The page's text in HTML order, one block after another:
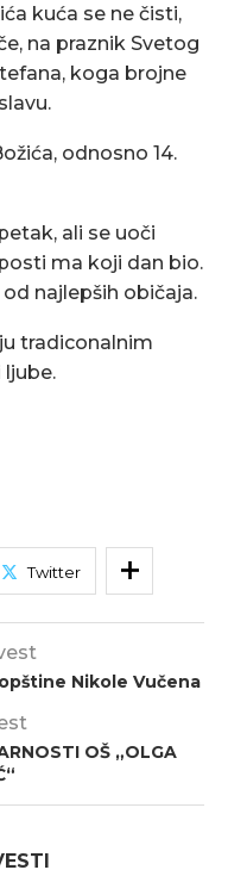
kuća se ne čisti,
na praznik Svetog
koga brojne
odnosno 14.
ali se uoči
ma koji dan bio.
najlepših običaja.
tradiconalnim
Twitter
Nikole Vučena
OŠ „OLGA